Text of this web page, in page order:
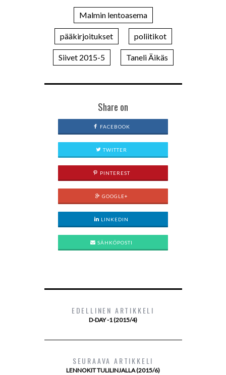
Malmin lentoasema
pääkirjoitukset poliitikot
Siivet 2015-5 Taneli Äikäs
Share on
FACEBOOK
TWITTER
PINTEREST
GOOGLE+
LINKEDIN
SÄHKÖPOSTI
EDELLINEN ARTIKKELI
D-DAY -1 (2015/4)
SEURAAVA ARTIKKELI
LENNOKIT TULILINJALLA (2015/6)